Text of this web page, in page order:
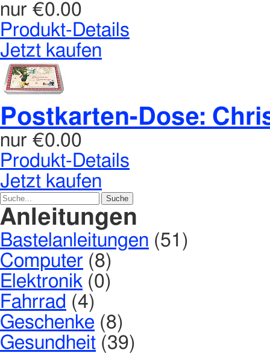
nur €0.00
Produkt-Details
Jetzt kaufen
Postkarten-Dose:
nur €0.00
Produkt-Details
Jetzt kaufen
Anleitungen
Bastelanleitungen (51)
Computer (8)
Elektronik (0)
Fahrrad (4)
Geschenke (8)
Gesundheit (39)